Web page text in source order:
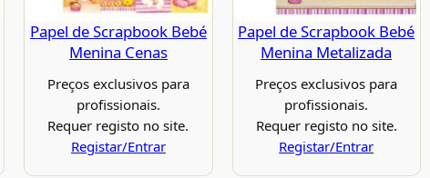
Papel de Scrapbook Bebé
Menina Cenas
Preços exclusivos para
profissionais.
Requer registo no site.
Registar/Entrar
Papel de Scrapbook Bebé
Menina Metalizada
Preços exclusivos para
profissionais.
Requer registo no site.
Registar/Entrar